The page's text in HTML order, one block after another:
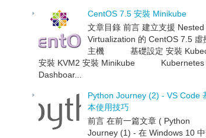
CentOS 7.5 安裝 Minikube
文章目錄 前言 建立支援 Nested
Virtualization 的 CentOS 7.5 虛
主機 基礎設定 安裝
安裝 KVM2 安裝 Minikube Kubernetes
Dashboar...
Python Journey (2) - VS Code
本使用技巧
前言 在前一篇文章 ( Python
Journey (1) - 在 Windows 10